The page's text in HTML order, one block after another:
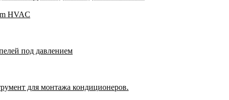
HVAC
под давлением
для монтажа кондиционеров.